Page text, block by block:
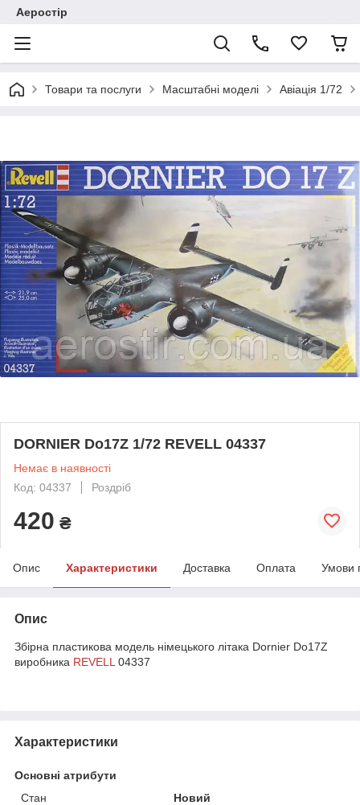
Аеростір
Товари та послуги Масштабні моделі Авіація 1/72
DORNIER Do17Z 1/72 REVELL 04337
Немає в наявності
Код: 04337
Роздріб
420 ₴
Опис Характеристики Доставка Оплата Умови
Опис
Збірна пластикова модель німецького літака Dornier Do17Z
виробника REVELL 04337
Характеристики
Основні атрибути
Стан
Новий